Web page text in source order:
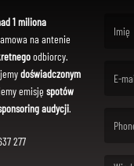
1 miliona
na antenie
odbiorcy.
doświadczonym
emisję spotów
audycji.
277